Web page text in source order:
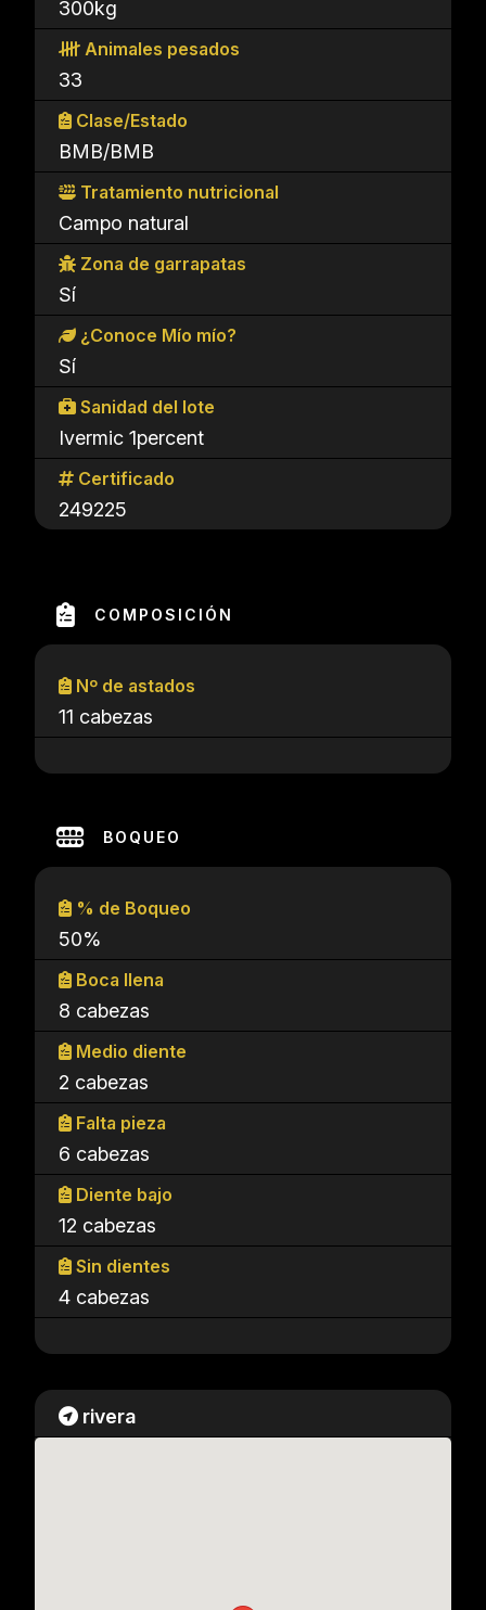
300kg
Animales pesados
33
Clase/Estado
BMB/BMB
Tratamiento nutricional
Campo natural
Zona de garrapatas
Sí
¿Conoce Mío mío?
Sí
Sanidad del lote
Ivermic 1percent
Certificado
249225
COMPOSICIÓN
Nº de astados
11 cabezas
BOQUEO
% de Boqueo
50%
Boca llena
8 cabezas
Medio diente
2 cabezas
Falta pieza
6 cabezas
Diente bajo
12 cabezas
Sin dientes
4 cabezas
rivera